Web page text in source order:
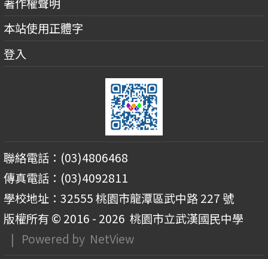
本站使用正體字
登入
聯絡電話：(03)4806468
傳真電話：(03)4092811
學校地址：32555 桃園市龍潭區武中路 227 號
版權所有 © 2016 - 2026 桃園市立武漢國民中學
| Powered by NetView